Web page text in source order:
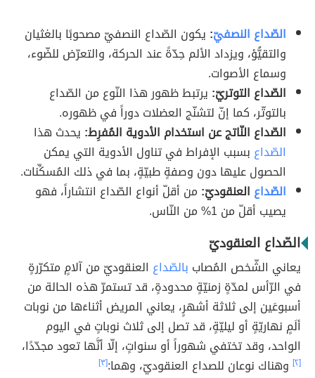
الصّداع النصفيّ: يكون الصّداع النصفيّ مصحوبًا بالغثيان
والتقيُّؤ، ويزداد الألم حِدّةً عند الحركة، والتعرّض للضّوء،
وسماع الأصوات.
الصّداع التوتريّ: يرتبط ظهور هذا النّوع من الصّداع
بالتوتّر، كما إنّ لتشنّج العضلات دوراً في ظهوره.
الصّداع النّاتج عن استخدام الأدوية المُفرِط: يحدث هذا
الصّداع بسبب الإفراط في تناول الأدوية التي يمكن
الحصول عليها دون وصفةٍ طبيّةٍ، بما في ذلك المُسكِّنات.
الصّداع العنقوديّ: من أقلّ أنواع الصّداع انتشاراً، فهو
يصيب أقلّ من 1% من النّاس.
الصّداع العنقوديّ
يعاني الشّخص المُصاب بالصّداع العنقوديّ من آلامٍ متكرّرةٍ
في الرّأس لمدّةٍ زمنيّةٍ محدودةٍ، قد تستمرّ هذه الحالة من
أسبوعَين إلى ثلاثة أشهرٍ، يعاني المريض أثناءَها من نوبات
ألَمٍ نهاريّةٍ أو ليليّةٍ، قد تصل إلى ثلاث نوباتٍ في اليوم
الواحد، وقد تختفي شهوراً أو سنواتٍ، إلّا أنَّها تعود مجدّدًا،
[٢] وهناك نوعان للصداع العنقوديّ، وهما:[٣]